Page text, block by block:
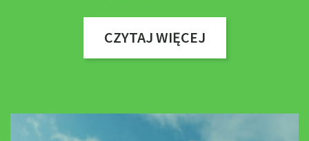
CZYTAJ WIĘCEJ